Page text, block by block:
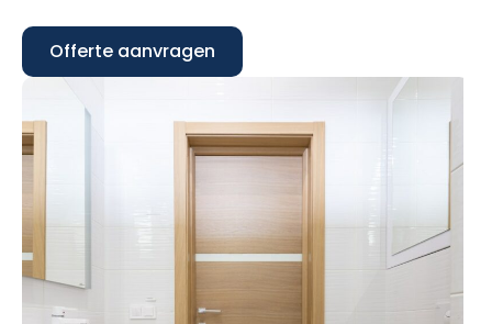
Offerte aanvragen